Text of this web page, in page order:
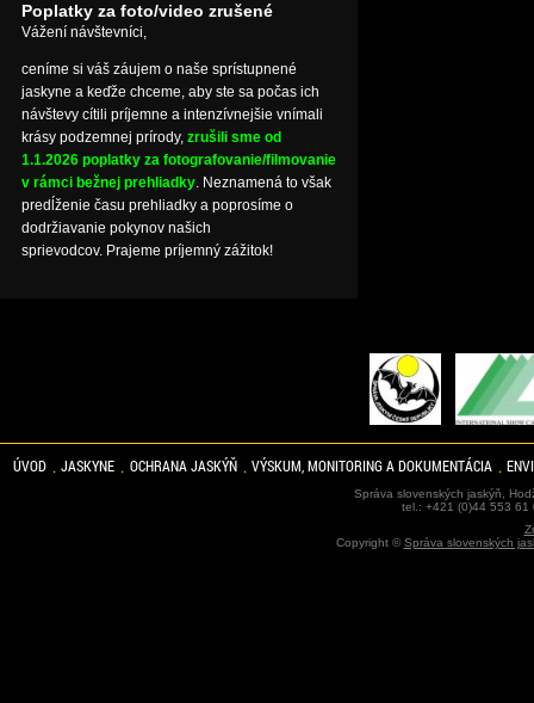
Poplatky za foto/video zrušené
Vážení návštevníci,
ceníme si váš záujem o naše sprístupnené
jaskyne a keďže chceme, aby ste sa počas ich
návštevy cítili príjemne a intenzívnejšie vnímali
krásy podzemnej prírody, zrušili sme od
1.1.2026 poplatky za fotografovanie/filmovanie
v rámci bežnej prehliadky. Neznamená to však
predĺženie času prehliadky a poprosíme o
dodržiavanie pokynov našich
sprievodcov. Prajeme príjemný zážitok!
ÚVOD JASKYNE OCHRANA JASKÝŇ VÝSKUM, MONITORING A DOKUMENTÁCIA
Správa slovenských jaskýň,
tel.: +421 (0)44 553
Copyright ©Správa slovenských